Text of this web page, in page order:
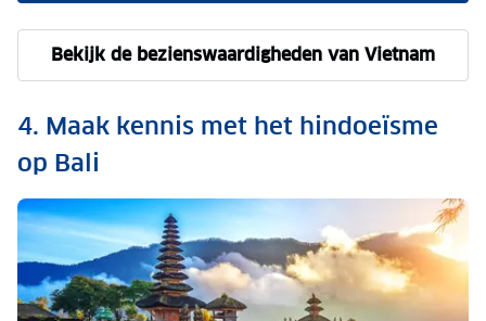
Bekijk de bezienswaardigheden van Vietnam
4. Maak kennis met het hindoeïsme
op Bali